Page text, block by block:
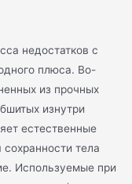
недостатков с
плюса. Во-
из прочных
изнутри
естественные
тела
Используемые при